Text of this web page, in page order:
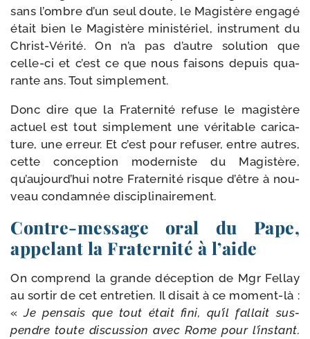
sans l’ombre d’un seul doute, le Magistère enga­gé
était bien le Magistère minis­té­riel, ins­tru­ment du
Christ-​Vérité. On n’a pas d’autre solu­tion que
celle-​ci et c’est ce que nous fai­sons depuis qua­
rante ans. Tout simplement.
Donc dire que la Fraternité refuse le magis­tère
actuel est tout sim­ple­ment une véri­table cari­ca­
ture, une erreur. Et c’est pour refu­ser, entre autres,
cette concep­tion moder­niste du Magistère,
qu’aujourd’hui notre Fraternité risque d’être à nou­
veau condam­née disciplinairement.
Contre-​message oral du Pape,
appelant la Fraternité à l’aide
On com­prend la grande décep­tion de Mgr Fellay
au sor­tir de cet entre­tien. Il disait à ce moment-​là :
«Je pen­sais que tout était fini, qu’il fal­lait sus­
pendre toute dis­cus­sion avec Rome pour l’instant.